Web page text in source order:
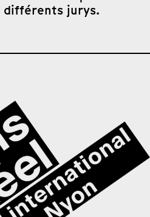
différents jurys.